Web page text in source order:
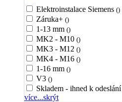
Elektroinstalace Siemens ()
Záruka+ ()
1-13 mm ()
MK2 - M10 ()
MK3 - M12 ()
MK4 - M16 ()
1-16 mm ()
V3 ()
Skladem - ihned k odeslání
více...skrýt